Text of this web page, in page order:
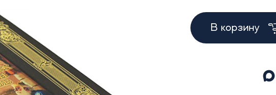
В корзину